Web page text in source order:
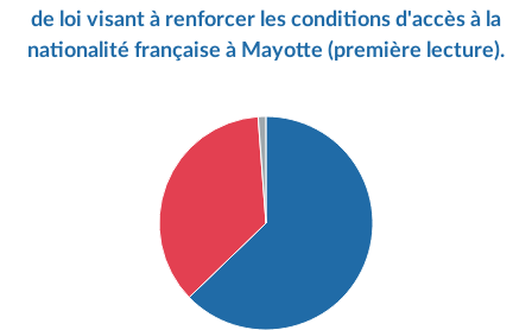
de loi visant à renforcer les conditions d'accès à la
nationalité française à Mayotte (première lecture).